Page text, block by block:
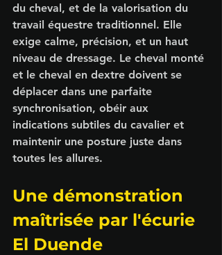
du cheval, et de la valorisation du
travail équestre traditionnel. Elle
exige calme, précision, et un haut
niveau de dressage. Le cheval monté
et le cheval en dextre doivent se
déplacer dans une parfaite
synchronisation, obéir aux
indications subtiles du cavalier et
maintenir une posture juste dans
toutes les allures.
Une démonstration
maîtrisée par l'écurie
El Duende